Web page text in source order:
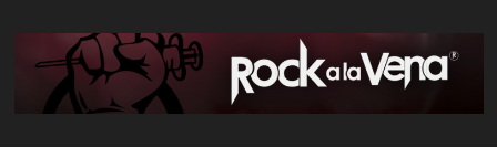
contenido